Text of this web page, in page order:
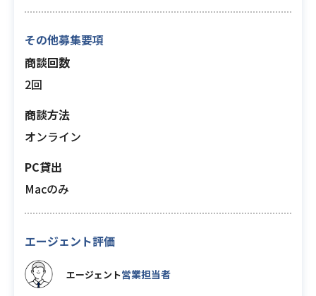
その他募集要項
商談回数
2回
商談方法
オンライン
PC貸出
Macのみ
エージェント評価
エージェント営業担当者